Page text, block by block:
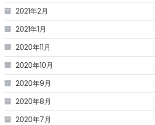
2021年2月
2021年1月
2020年11月
2020年10月
2020年9月
2020年8月
2020年7月